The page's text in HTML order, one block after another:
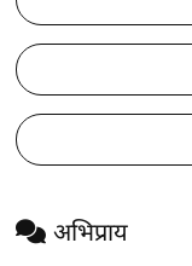
अभिप्राय